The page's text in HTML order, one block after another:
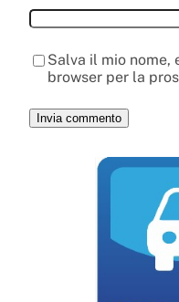
Salva il mio nome,
browser per la